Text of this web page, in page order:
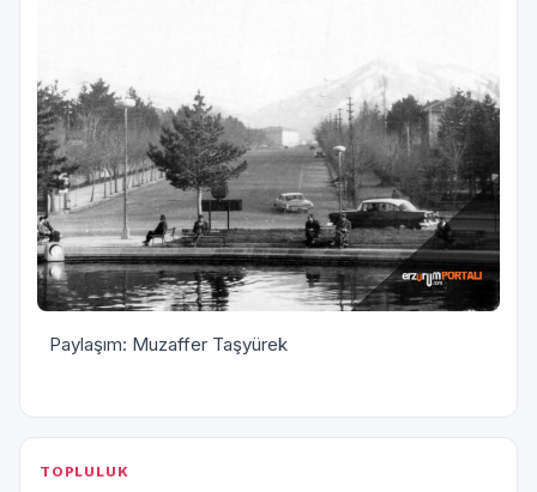
Paylaşım: Muzaffer Taşyürek
TOPLULUK